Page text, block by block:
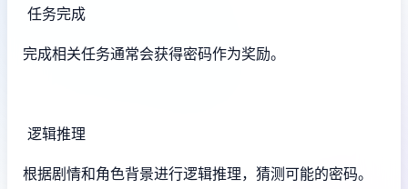
任务完成
完成相关任务通常会获得密码作为奖励。
逻辑推理
根据剧情和角色背景进行逻辑推理，猜测可能的密码。